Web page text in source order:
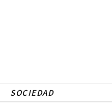
SOCIEDAD